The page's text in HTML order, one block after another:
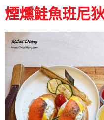
煙燻鮭魚班尼